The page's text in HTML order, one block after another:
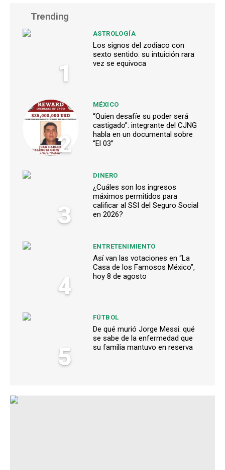
Trending
1
ASTROLOGÍA
Los signos del zodiaco con
sexto sentido: su intuición rara
vez se equivoca
2
MÉXICO
“Quien desafíe su poder será
castigado”: integrante del CJNG
habla en un documental sobre
“El 03”
3
DINERO
¿Cuáles son los ingresos
máximos permitidos para
calificar al SSI del Seguro Social
en 2026?
4
ENTRETENIMIENTO
Así van las votaciones en “La
Casa de los Famosos México”,
hoy 8 de agosto
5
FÚTBOL
De qué murió Jorge Messi: qué
se sabe de la enfermedad que
su familia mantuvo en reserva